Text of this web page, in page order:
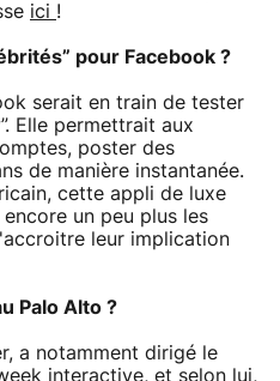
ici !
pour Facebook ?
serait en train de tester
Elle permettrait aux
poster des
de manière instantanée.
cette appli de luxe
un peu plus les
leur implication
Palo Alto ?
a notamment dirigé le
interactive, et selon lui,